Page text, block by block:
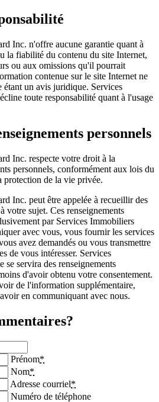
Inc. n'offre aucune garantie quant à
la fiabilité du contenu du site Internet,
ou aux omissions qu'il pourrait
contenue sur le site Internet ne
étant un avis juridique. Services
toute responsabilité quant à l'usage
personnels
Inc. respecte votre droit à la
personnels, conformément aux lois du
protection de la vie privée.
Inc. peut être appelée à recueillir des
votre sujet. Ces renseignements
par Services Immobiliers
avec vous, vous fournir les services
avez demandés ou vous transmettre
de vous intéresser. Services
servira des renseignements
d'avoir obtenu votre consentement.
de l'information supplémentaire,
en communiquant avec nous.
Prénom*
Nom*
Adresse courriel*
Numéro de téléphone